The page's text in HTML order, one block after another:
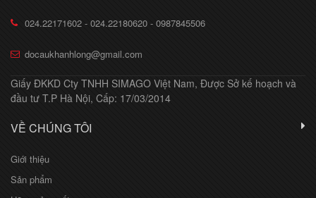
024.22171602 - 024.22180620 - 0987845506
docaukhanhlong@gmail.com
Giấy ĐKKD Cty TNHH SIMAGO Việt Nam, Được Sở kế hoạch và
đầu tư T.P Hà Nội, Cấp: 17/03/2014
VỀ CHÚNG TÔI
Giới thiệu
Sản phẩm